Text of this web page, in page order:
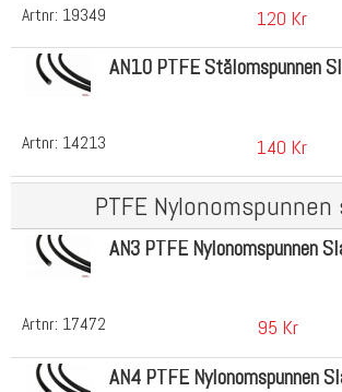
Artnr: 19349 120 Kr
Artnr: 14213
AN10 PTFE Stålomspunnen
140 Kr
PTFE Nylonomspunnen
Artnr: 17472
AN3 PTFE Nylonomspunnen
95 Kr
AN4 PTFE Nylonomspunnen